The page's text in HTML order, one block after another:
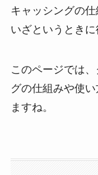
キャッシングの仕
いざというときに
このページでは
グの仕組みや使
ますね。